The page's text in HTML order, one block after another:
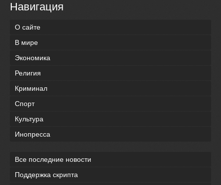
Навигация
О сайте
В мире
Экономика
Религия
Криминал
Спорт
Культура
Инопресса
Все последние новости
Поддержка скрипта